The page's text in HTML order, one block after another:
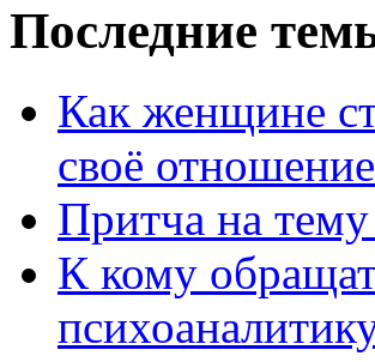
Последние
Как женщине
своё
Притча на
К кому